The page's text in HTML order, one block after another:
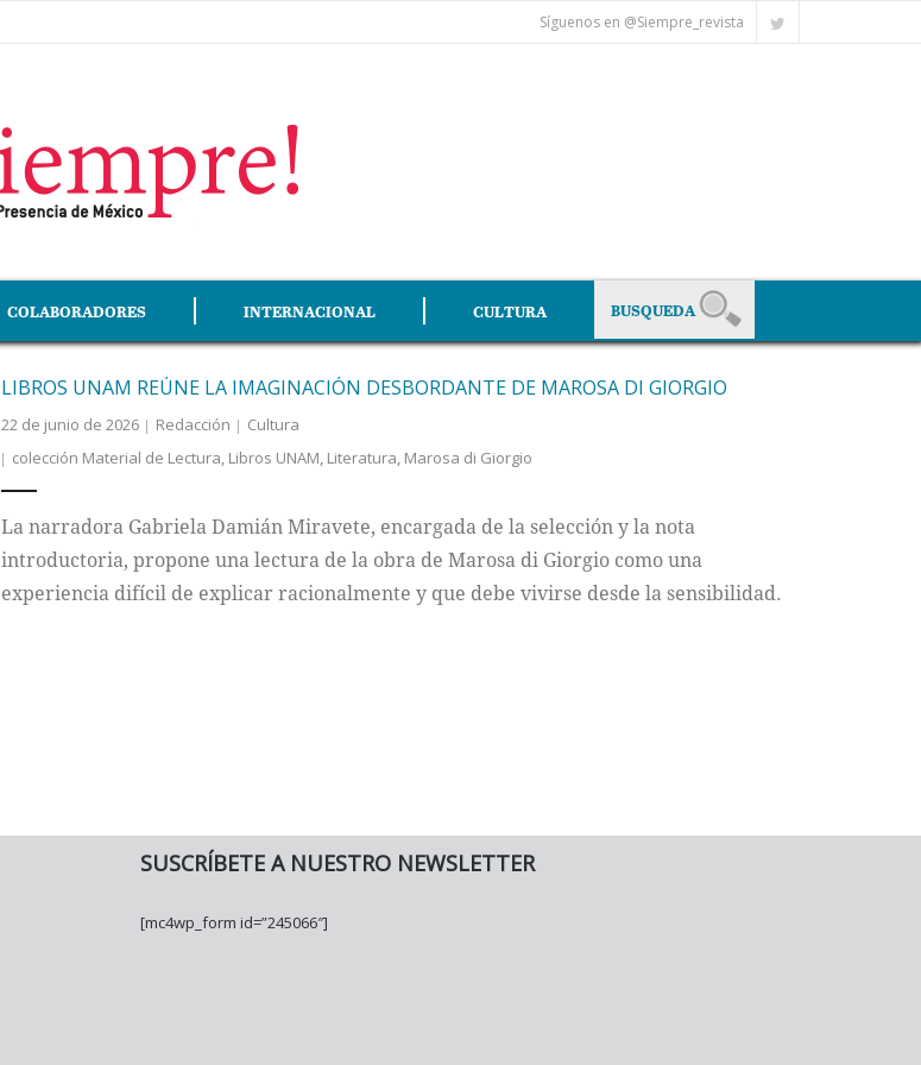
Síguenos en @Siempre_revista
COLABORADORES INTERNACIONAL CULTURA
LIBROS UNAM REÚNE LA IMAGINACIÓN DESBORDANTE DE MAROSA DI GIORGIO
22 de junio de 2026 Redacción
Cultura
colección Material de Lectura, Libros UNAM, Literatura, Marosa di Giorgio
La narradora Gabriela Damián Miravete, encargada de la selección y la nota
introductoria, propone una lectura de la obra de Marosa di Giorgio como una
experiencia difícil de explicar racionalmente y que debe vivirse desde la sensibilidad.
SUSCRÍBETE A NUESTRO NEWSLETTER
[mc4wp_form id=”245066″]